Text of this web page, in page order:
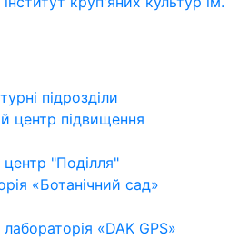
підрозділи
центр підвищення
"Поділля"
«Ботанічний сад»
«DAK GPS»